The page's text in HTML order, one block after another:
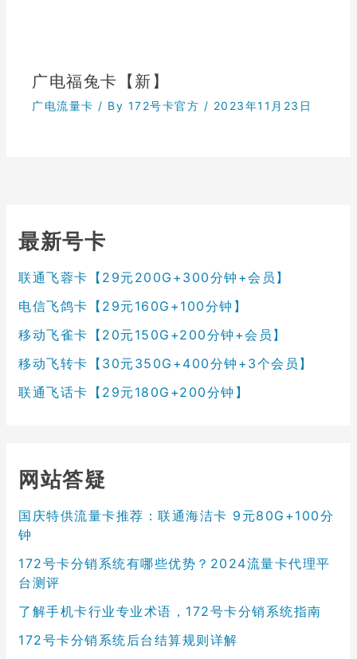
广电福兔卡【新】
广电流量卡 / By 172号卡官方 / 2023年11月23日
最新号卡
联通飞蓉卡【29元200G+300分钟+会员】
电信飞鸽卡【29元160G+100分钟】
移动飞雀卡【20元150G+200分钟+会员】
移动飞转卡【30元350G+400分钟+3个会员】
联通飞话卡【29元180G+200分钟】
网站答疑
国庆特供流量卡推荐：联通海洁卡 9元80G+100分
钟
172号卡分销系统有哪些优势？2024流量卡代理平
台测评
了解手机卡行业专业术语，172号卡分销系统指南
172号卡分销系统后台结算规则详解